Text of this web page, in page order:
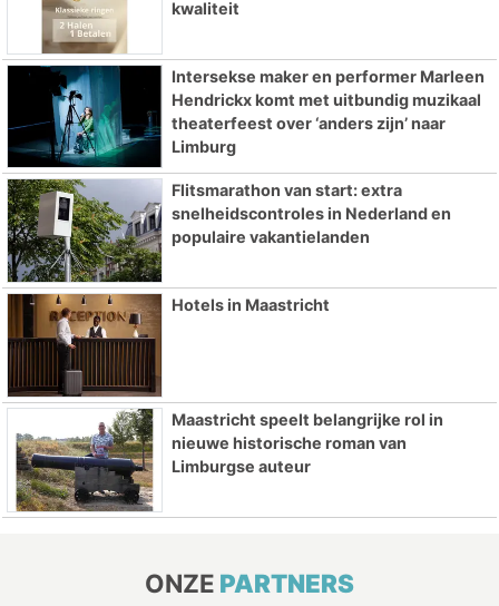
kwaliteit
Intersekse maker en performer Marleen
Hendrickx komt met uitbundig muzikaal
theaterfeest over ‘anders zijn’ naar
Limburg
Flitsmarathon van start: extra
snelheidscontroles in Nederland en
populaire vakantielanden
Hotels in Maastricht
Maastricht speelt belangrijke rol in
nieuwe historische roman van
Limburgse auteur
ONZE PARTNERS